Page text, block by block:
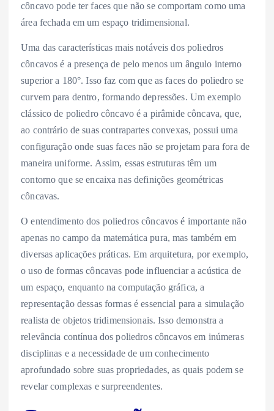
côncavo pode ter faces que não se comportam como uma
área fechada em um espaço tridimensional.
Uma das características mais notáveis dos poliedros
côncavos é a presença de pelo menos um ângulo interno
superior a 180°. Isso faz com que as faces do poliedro se
curvem para dentro, formando depressões. Um exemplo
clássico de poliedro côncavo é a pirâmide côncava, que,
ao contrário de suas contrapartes convexas, possui uma
configuração onde suas faces não se projetam para fora de
maneira uniforme. Assim, essas estruturas têm um
contorno que se encaixa nas definições geométricas
côncavas.
O entendimento dos poliedros côncavos é importante não
apenas no campo da matemática pura, mas também em
diversas aplicações práticas. Em arquitetura, por exemplo,
o uso de formas côncavas pode influenciar a acústica de
um espaço, enquanto na computação gráfica, a
representação dessas formas é essencial para a simulação
realista de objetos tridimensionais. Isso demonstra a
relevância contínua dos poliedros côncavos em inúmeras
disciplinas e a necessidade de um conhecimento
aprofundado sobre suas propriedades, as quais podem se
revelar complexas e surpreendentes.